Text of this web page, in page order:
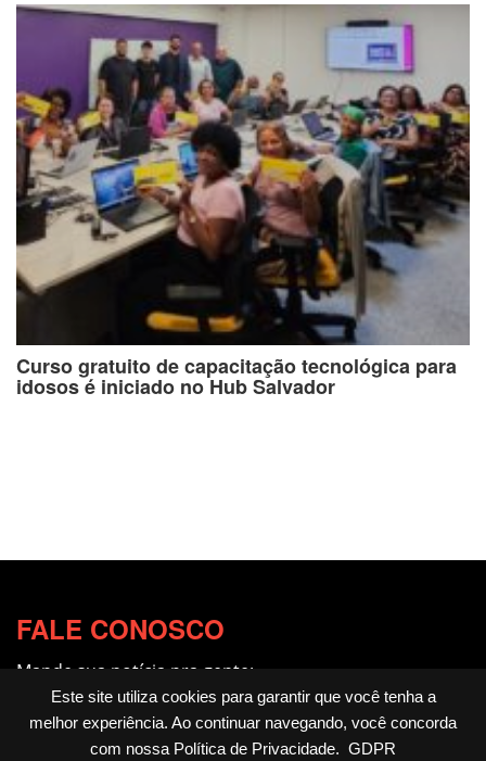
Este site utiliza cookies para garantir que você tenha a
melhor experiência. Ao continuar navegando, você concorda
com nossa Política de Privacidade. GDPR
Curso gratuito de capacitação tecnológica para
idosos é iniciado no Hub Salvador
FALE CONOSCO
Mande sua notícia pra gente:
redacao@fotocitando.com.br
Políticas de Privacidade